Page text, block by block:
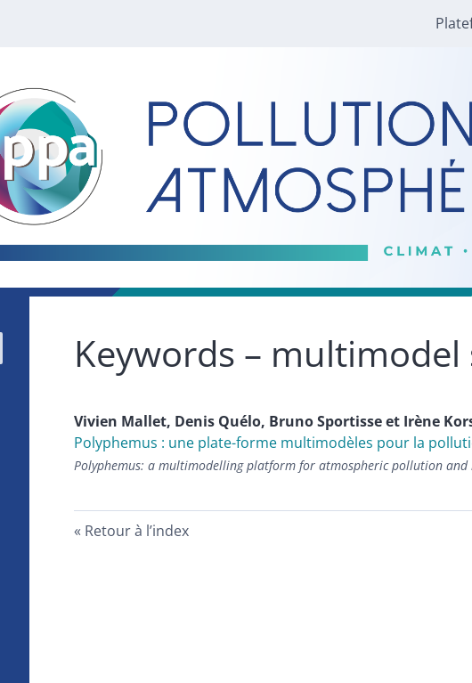
Keywords –
Vivien Mallet, Denis Quélo, BrunoSportisseet Irène
Polyphemus : une plate-forme multimodèles pour la
Polyphemus: a multimodelling platform for atmospheric pollution and
Retour à l’index